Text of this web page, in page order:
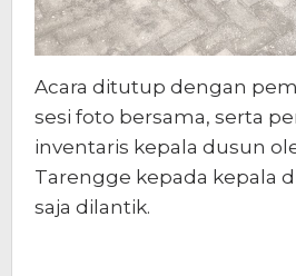
Acara ditutup dengan
sesi foto bersama, serta
inventaris kepala dusun
Tarengge kepada kepala
saja dilantik.